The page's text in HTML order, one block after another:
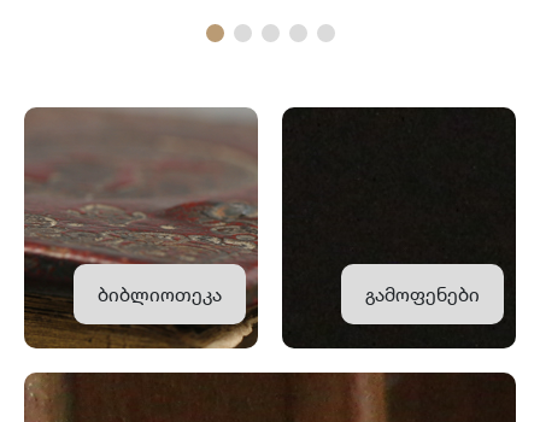
ბიბლიოთეკა გამოფენები